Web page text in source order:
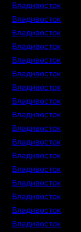
Владивосток
Владивосток
Владивосток
Владивосток
Владивосток
Владивосток
Владивосток
Владивосток
Владивосток
Владивосток
Владивосток
Владивосток
Владивосток
Владивосток
Владивосток
Владивосток
Владивосток